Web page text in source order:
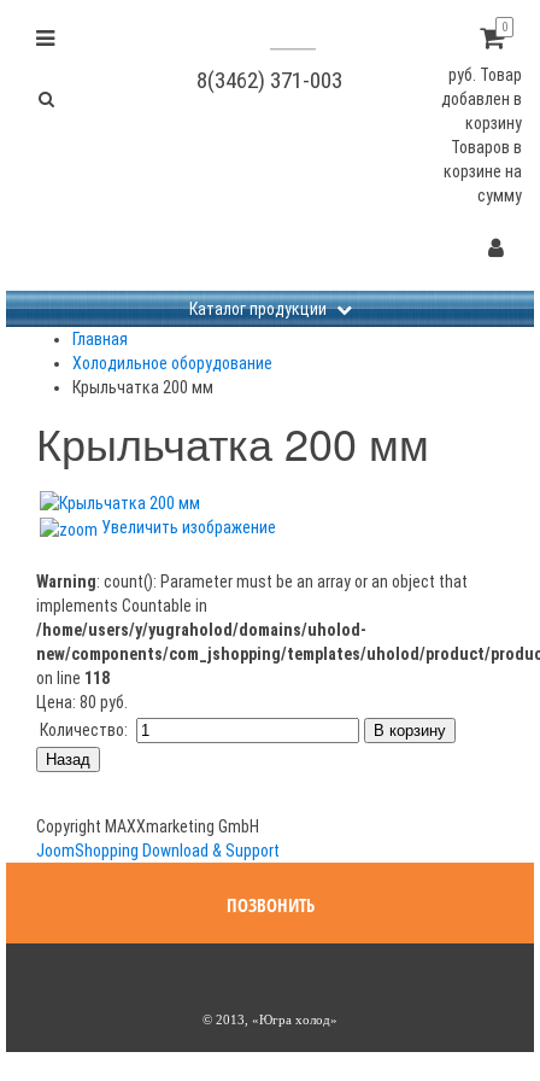
8(3462) 371-003
0
руб. Товар
добавлен в
корзину
Товаров в
корзине на
сумму
Не заданы изображения Каталог продукции
Главная
Холодильное оборудование
Крыльчатка 200 мм
Крыльчатка 200 мм
Увеличить изображение
Warning: count(): Parameter must be an array or an object that
implements Countable in
/home/users/y/yugraholod/domains/uholod-
new/components/com_jshopping/templates/uholod/product/
on line 118
Цена: 80 руб.
Количество:
Copyright MAXXmarketing GmbH
JoomShopping Download & Support
ПОЗВОНИТЬ
© 2013, «Югра холод»